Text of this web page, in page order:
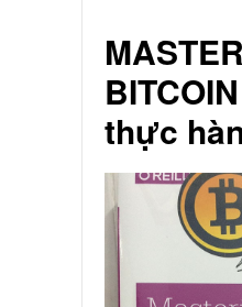
thực